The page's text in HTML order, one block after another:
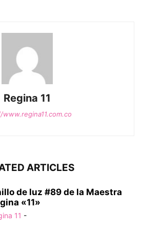
Regina 11
ARTICLES
de luz #89 de la Maestra
«11»
11 -